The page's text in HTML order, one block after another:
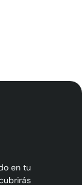
en tu